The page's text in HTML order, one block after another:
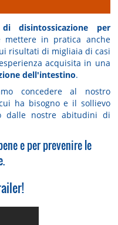
disintossicazione per
mettere in pratica anche
risultati di migliaia di casi
acquisita in una
dell'intestino.
concedere al nostro
ha bisogno e il sollievo
dalle nostre abitudini di
e per prevenire le